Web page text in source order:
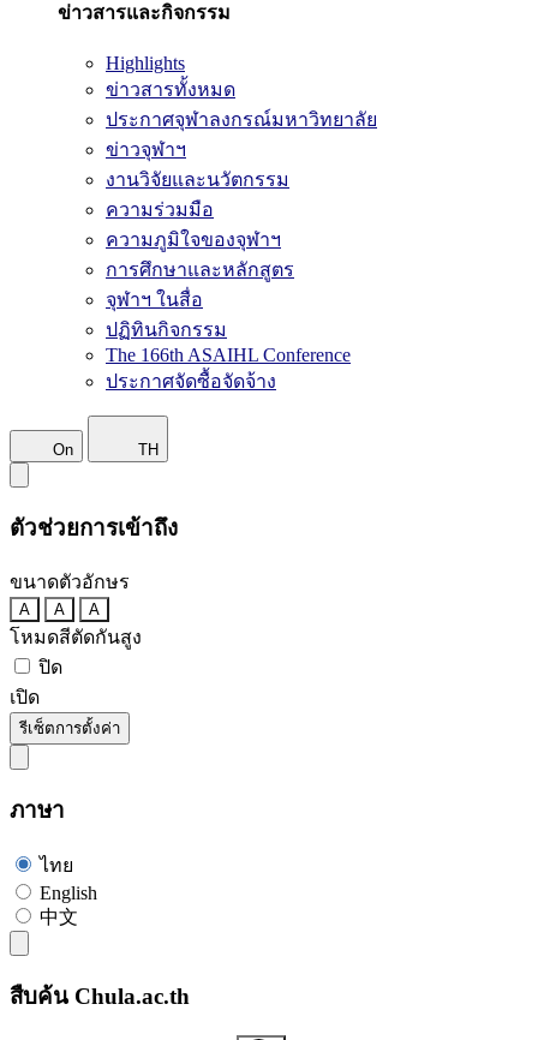
ข่าวสารและกิจกรรม
Highlights
ข่าวสารทั้งหมด
ประกาศจุฬาลงกรณ์มหาวิทยาลัย
ข่าวจุฬาฯ
งานวิจัยและนวัตกรรม
ความร่วมมือ
ความภูมิใจของจุฬาฯ
การศึกษาและหลักสูตร
จุฬาฯ ในสื่อ
ปฏิทินกิจกรรม
The 166th ASAIHL Conference
ประกาศจัดซื้อจัดจ้าง
On TH
ตัวช่วยการเข้าถึง
ขนาดตัวอักษร
A A A
โหมดสีตัดกันสูง
ปิด
เปิด
รีเซ็ตการตั้งค่า
ภาษา
ไทย
English
中文
สืบค้น Chula.ac.th